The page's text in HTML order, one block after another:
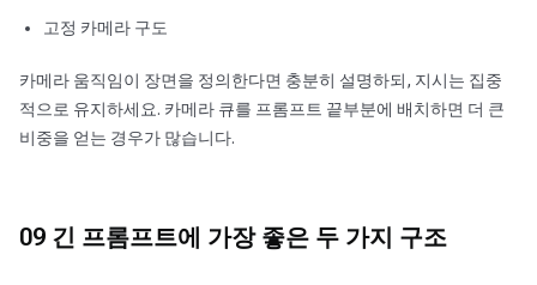
고정 카메라 구도
카메라 움직임이 장면을 정의한다면 충분히 설명하되, 지시는 집중
적으로 유지하세요. 카메라 큐를 프롬프트 끝부분에 배치하면 더 큰
비중을 얻는 경우가 많습니다.
09 긴 프롬프트에 가장 좋은 두 가지 구조